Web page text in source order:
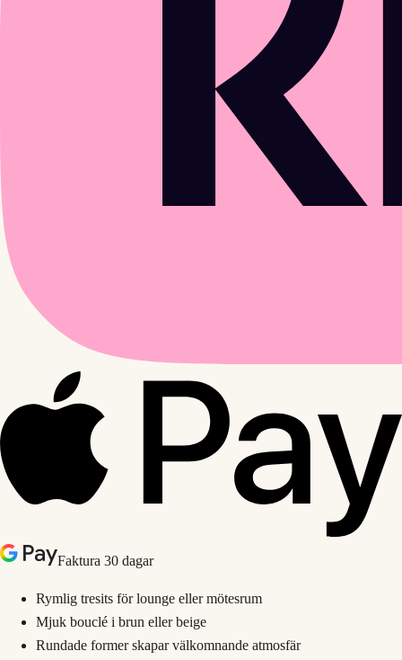
Faktura 30 dagar
Rymlig tresits för lounge eller mötesrum
Mjuk bouclé i brun eller beige
Rundade former skapar välkomnande atmosfär